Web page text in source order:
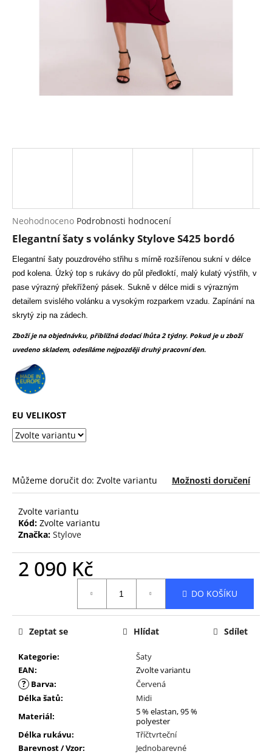
Průměrné
hodnocení
produktu
je
z
5
hvězdiček.
Neohodnoceno Podrobnosti hodnocení
Elegantní šaty s volánky Stylove S425 bordó
Elegantní šaty pouzdrového střihu s mírně rozšířenou sukní v délce
pod kolena. Úzký top s rukávy do půl předloktí, malý kulatý výstřih, v
pase výrazný překřížený pásek. Sukně v délce midi s výrazným
detailem svislého volánku a vysokým rozparkem vzadu. Zapínání na
skrytý zip na zádech.
Zboží je na objednávku, přibližná dodací lhůta 2 týdny. Pokud je u zboží
uvedeno skladem, odesíláme nejpozději druhý pracovní den.
EU VELIKOST
Můžeme doručit do: Zvolte variantu Možnosti doručení
Zvolte variantu
Kód: Zvolte variantu
Značka: Stylove
2 090 Kč
DO KOŠÍKU
Kategorie:
Šaty
EAN: Zvolte variantu
? Barva:
Červená
Délka šatů:
Midi
Materiál:
5 % elastan, 95 %
polyester
Délka rukávu:
Tříčtvrteční
Barevnost / Vzor:
Jednobarevné
Zeptat se Hlídat Sdílet
o
p
o
u
č
u
j
e
m
e